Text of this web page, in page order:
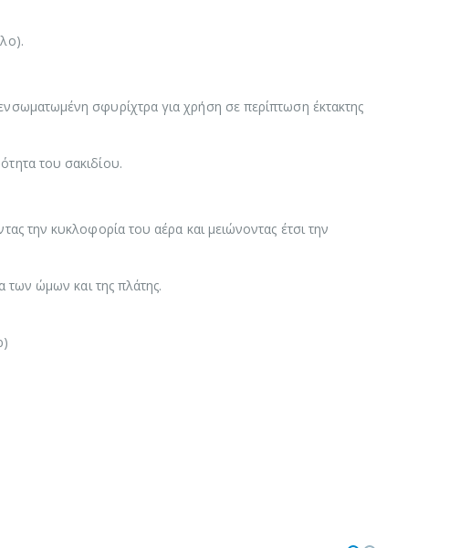
σφυρίχτρα για χρήση σε περίπτωση έκτακτης
του σακιδίου.
την κυκλοφορία του αέρα και μειώνοντας έτσι την
των ώμων και της πλάτης.